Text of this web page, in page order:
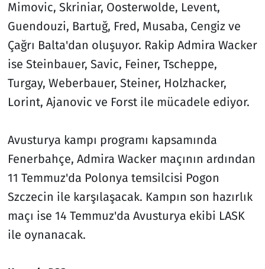
Mimovic, Skriniar, Oosterwolde, Levent,
Guendouzi, Bartuğ, Fred, Musaba, Cengiz ve
Çağrı Balta'dan oluşuyor. Rakip Admira Wacker
ise Steinbauer, Savic, Feiner, Tscheppe,
Turgay, Weberbauer, Steiner, Holzhacker,
Lorint, Ajanovic ve Forst ile mücadele ediyor.
Avusturya kampı programı kapsamında
Fenerbahçe, Admira Wacker maçının ardından
11 Temmuz'da Polonya temsilcisi Pogon
Szczecin ile karşılaşacak. Kampın son hazırlık
maçı ise 14 Temmuz'da Avusturya ekibi LASK
ile oynanacak.